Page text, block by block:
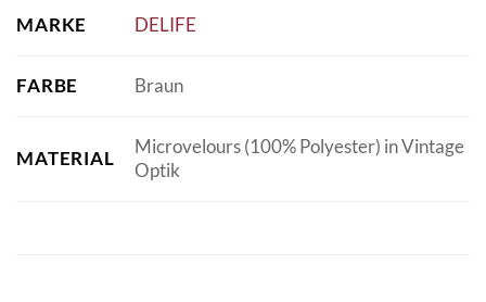
MARKE DELIFE
FARBE Braun
MATERIAL
Microvelours (100% Polyester) in Vintage
Optik